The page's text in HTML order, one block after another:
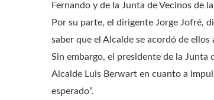
Fernando y de la Junta de Vecinos de
Por su parte, el dirigente Jorge Jofré,
saber que el Alcalde se acordó de ellos
Sin embargo, el presidente de la Junta
Alcalde Luis Berwart en cuanto a
esperado”.